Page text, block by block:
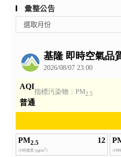
彙整公告
整
選取月份